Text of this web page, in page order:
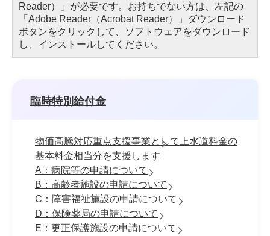
Reader）」が必要です。お持ちでない方は、左記の
「Adobe Reader（Acrobat Reader）」ダウンロード
ボタンをクリックして、ソフトウェアをダウンロード
し、インストールしてください。
臨時特別給付金
物価高騰対応重点支援事業として上水道料金の
基本料金相当分を支援します
A：病院等の申請について
B：高齢者施設の申請について
C：障害福祉施設の申請について
D：保険薬局の申請について
E：更正保護施設の申請について